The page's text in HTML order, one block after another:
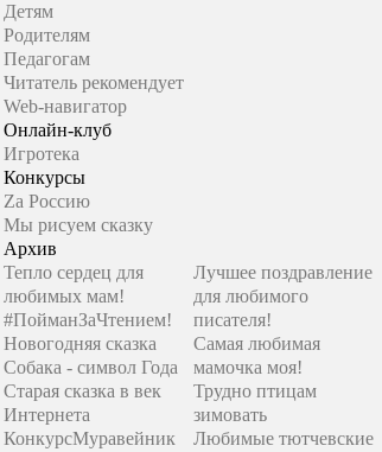
Детям
Родителям
Педагогам
Читатель рекомендует
Web-навигатор
Онлайн-клуб
Игротека
Конкурсы
Zа Россию
Мы рисуем сказку
Архив
Тепло сердец для
любимых мам!
#ПойманЗаЧтением!
Новогодняя сказка
Собака - символ Года
Старая сказка в век
Интернета
КонкурсМуравейник
Лучшее поздравление
для любимого
писателя!
Самая любимая
мамочка моя!
Трудно птицам
зимовать
Любимые тютчевские